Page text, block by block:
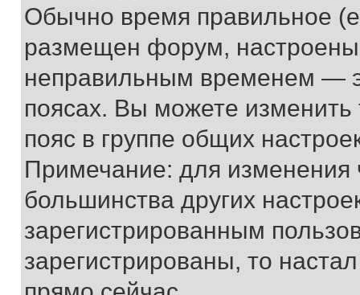
Обычно время правильное
размещен форум, настроены
неправильным временем —
поясах. Вы можете изменить
пояс в группе общих
Примечание: для изменения
большинства других
зарегистрированным
зарегистрированы, то